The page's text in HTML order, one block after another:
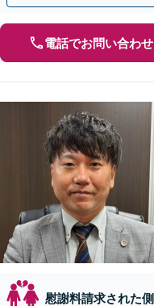
電話でお問い合わせ
慰謝料請求された側